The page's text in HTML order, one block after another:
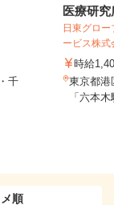
千
医療研
日東グロ
ービス株式
時給
東京都港
「六本